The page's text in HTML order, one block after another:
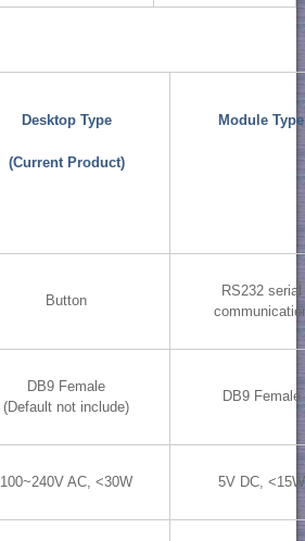
Desktop Type
(Current Product)
Module Type
Button
RS232 serial
DB9 Female
(Default not include)
DB9 Female
100~240V AC, <30W 5V DC, <15W